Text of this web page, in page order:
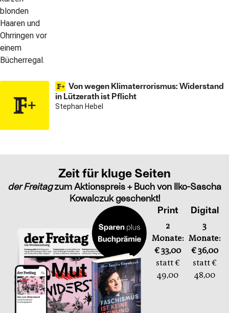
Von wegen Klimaterrorismus: Widerstand
in Lützerath ist Pflicht
Stephan Hebel
Zeit für kluge Seiten
der Freitagzum Aktionspreis + Buch von Ilko-Sascha
Kowalczuk geschenkt!
Print
2
Monate:
€ 33,00
statt €
49,00
Digital
3
Monate:
€ 36,00
statt €
48,00